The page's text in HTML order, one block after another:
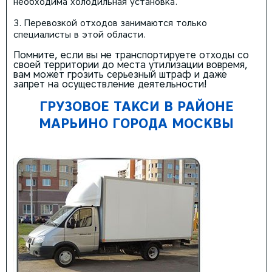
Перевозкой отходов занимаются только
специалисты в этой области.
Помните, если вы не транспортируете отходы со
своей территории до места утилизации вовремя,
вам может грозить серьезный штраф и даже
запрет на осуществление деятельности!
ГРУЗОВОЕ ТАКСИ В РАЙОНЕ
МАРЬИНО ГОРОДА МОСКВЫ